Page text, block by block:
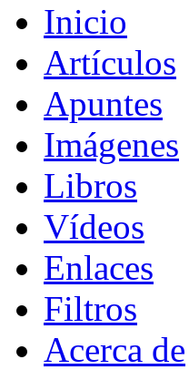
Inicio
Artículos
Apuntes
Imágenes
Libros
Vídeos
Enlaces
Filtros
Acerca de